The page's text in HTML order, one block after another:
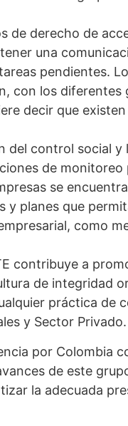
de derecho de
una
pendientes.
con los diferentes
decir que
del control social
de
se
planes que
como
contribuye a
de integridad
práctica de
y Sector Privado.
por Colombia
de este
la adecuada